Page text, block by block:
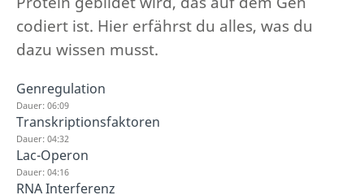
codiert ist. Hier erfährst du alles, was du
dazu wissen musst.
Genregulation
Dauer: 06:09
Transkriptionsfaktoren
Dauer: 04:32
Lac-Operon
Dauer: 04:16
RNA Interferenz